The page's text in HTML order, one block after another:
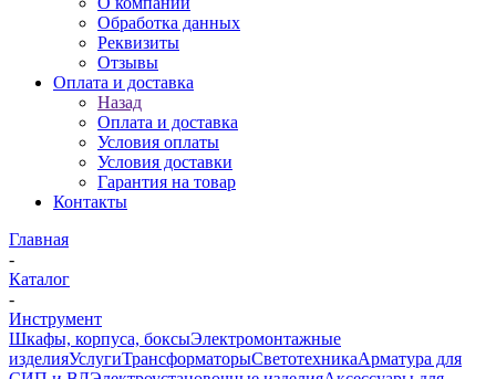
Обработка данных
Реквизиты
Отзывы
Оплата и доставка
Назад
Оплата и доставка
Условия оплаты
Условия доставки
Гарантия на товар
Контакты
Главная
-
Каталог
-
Инструмент
Шкафы, корпуса, боксыЭлектромонтажные
изделияУслугиТрансформаторыСветотехникаАрматура для